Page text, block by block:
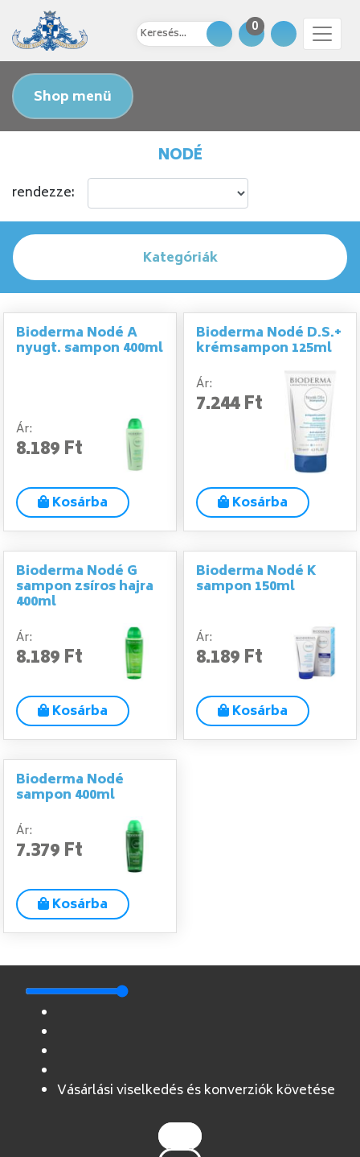
0
Shop menü
NODÉ
rendezze:
Kategóriák
Bioderma Nodé A
nyugt. sampon 400ml
Ár:
8.189 Ft
Kosárba
Bioderma Nodé D.S.+
krémsampon 125ml
Ár:
7.244 Ft
Kosárba
Bioderma Nodé G
sampon zsíros hajra
400ml
Ár:
8.189 Ft
Kosárba
Bioderma Nodé K
sampon 150ml
Ár:
8.189 Ft
Kosárba
Bioderma Nodé
sampon 400ml
Ár:
7.379 Ft
Kosárba
Vásárlási viselkedés és konverziók követése